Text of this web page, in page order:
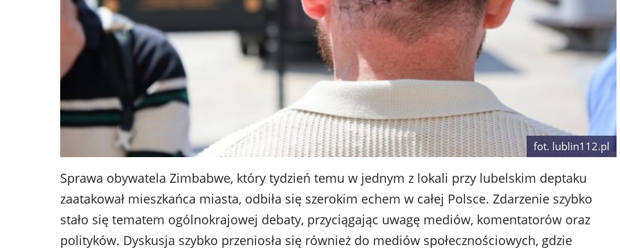
fot. lublin112.pl
Sprawa obywatela Zimbabwe, który tydzień temu w jednym z lokali przy lubelskim deptaku
zaatakował mieszkańca miasta, odbiła się szerokim echem w całej Polsce. Zdarzenie szybko
stało się tematem ogólnokrajowej debaty, przyciągając uwagę mediów, komentatorów oraz
polityków. Dyskusja szybko przeniosła się również do mediów społecznościowych, gdzie